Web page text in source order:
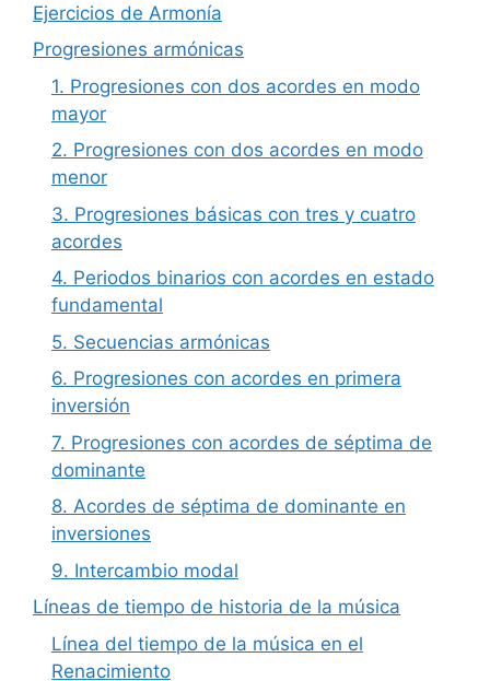
Ejercicios de Armonía
Progresiones armónicas
1. Progresiones con dos acordes en modo
mayor
2. Progresiones con dos acordes en modo
menor
3. Progresiones básicas con tres y cuatro
acordes
4. Periodos binarios con acordes en estado
fundamental
5. Secuencias armónicas
6. Progresiones con acordes en primera
inversión
7. Progresiones con acordes de séptima de
dominante
8. Acordes de séptima de dominante en
inversiones
9. Intercambio modal
Líneas de tiempo de historia de la música
Línea del tiempo de la música en el
Renacimiento